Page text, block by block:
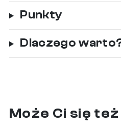
Punkty
Dlaczego
Może Ci się